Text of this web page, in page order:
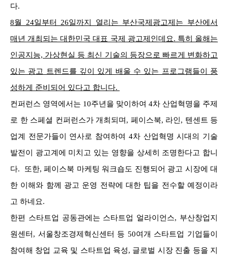
다.
8월 24일부터 26일까지 열리는 부산국제광고제는 부산에서
매년 개최되는 대한민국 대표 국제 광고제인데요. 특히 올해는
인공지능, 가상현실 등 최신 기술의 등장으로 빠르게 변화하고
있는 광고 트렌드를 깊이 있게 배울 수 있는 프로그램들이 풍
성하게 준비되어 있다고 합니다.
컨퍼런스 영역에서는 10주년을 맞이하여 4차 산업혁명을 주제
로 한 스페셜 컨퍼런스가 개최되며, 페이스북, 라인, 텐센트 등
업계 전문가들이 연사로 참여하여 4차 산업혁명 시대의 기술
발전이 광고계에 미치고 있는 영향을 상세히 조명한다고 합니
다. 또한, 페이스북 마케팅 워크숍도 진행되어 광고 시장에 대
한 이해와 함께 광고 운영 전략에 대한 팁을 전수할 예정이라
고 하네요.
한편 스타트업 공동관에는 스타트업 얼라이언스, 부산창업지
원센터, 서울창조경제혁신센터 등 50여개 스타트업 기업들이
참여해 창업 교육 및 스타트업 육성, 글로벌 시장 진출 등을 지